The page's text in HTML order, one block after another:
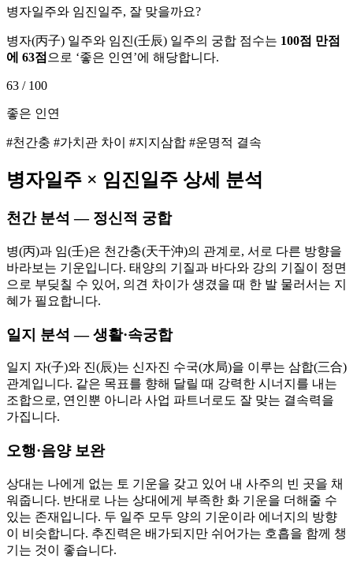
병자일주와 임진일주, 잘 맞을까요?
병자(丙子) 일주와 임진(壬辰) 일주의 궁합 점수는 100점 만점
에 63점 으로 ‘좋은 인연 ’에 해당합니다.
63 / 100
좋은 인연
#천간충 #가치관 차이 #지지삼합 #운명적 결속
병자일주 × 임진일주 상세 분석
천간 분석 — 정신적 궁합
병(丙)과 임(壬)은 천간충(天干沖)의 관계로, 서로 다른 방향을
바라보는 기운입니다. 태양의 기질과 바다와 강의 기질이 정면
으로 부딪칠 수 있어, 의견 차이가 생겼을 때 한 발 물러서는 지
혜가 필요합니다.
일지 분석 — 생활·속궁합
일지 자(子)와 진(辰)는 신자진 수국(水局)을 이루는 삼합(三合)
관계입니다. 같은 목표를 향해 달릴 때 강력한 시너지를 내는
조합으로, 연인뿐 아니라 사업 파트너로도 잘 맞는 결속력을
가집니다.
오행·음양 보완
상대는 나에게 없는 토 기운을 갖고 있어 내 사주의 빈 곳을 채
워줍니다. 반대로 나는 상대에게 부족한 화 기운을 더해줄 수
있는 존재입니다. 두 일주 모두 양의 기운이라 에너지의 방향
이 비슷합니다. 추진력은 배가되지만 쉬어가는 호흡을 함께 챙
기는 것이 좋습니다.